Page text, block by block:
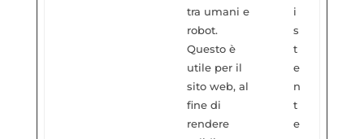
tra umani e
robot.
Questo è
utile per il
sito web, al
fine di
rendere
i
s
t
e
n
t
e